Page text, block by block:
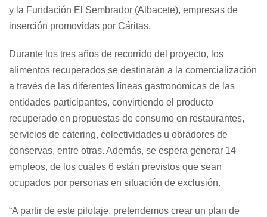
y la Fundación El Sembrador (Albacete), empresas de
inserción promovidas por Cáritas.
Durante los tres años de recorrido del proyecto, los
alimentos recuperados se destinarán a la comercialización
a través de las diferentes líneas gastronómicas de las
entidades participantes, convirtiendo el producto
recuperado en propuestas de consumo en restaurantes,
servicios de catering, colectividades u obradores de
conservas, entre otras. Además, se espera generar 14
empleos, de los cuales 6 están previstos que sean
ocupados por personas en situación de exclusión.
“A partir de este pilotaje, pretendemos crear un plan de